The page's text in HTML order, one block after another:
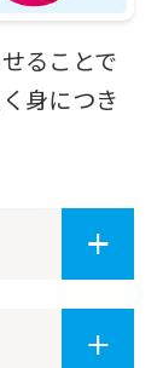
ることで
身につき